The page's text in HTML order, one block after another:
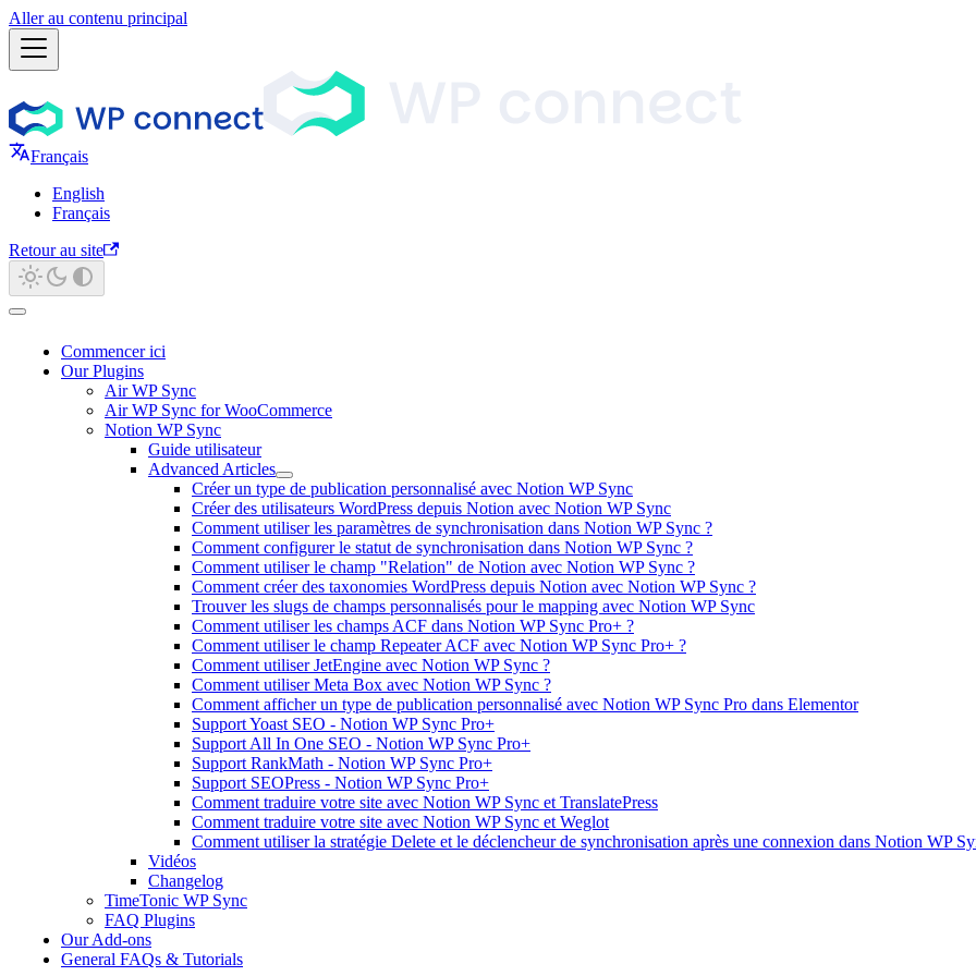
Aller au contenu principal
Français
English
Français
Retour au site
Commencer ici
Our Plugins
Air WP Sync
Air WP Sync for WooCommerce
Notion WP Sync
Guide utilisateur
Advanced Articles
Créer un type de publication personnalisé avec Notion WP Sync
Créer des utilisateurs WordPress depuis Notion avec Notion WP Sync
Comment utiliser les paramètres de synchronisation dans Notion WP Sync ?
Comment configurer le statut de synchronisation dans Notion WP Sync ?
Comment utiliser le champ "Relation" de Notion avec Notion WP Sync ?
Comment créer des taxonomies WordPress depuis Notion avec Notion WP Sync ?
Trouver les slugs de champs personnalisés pour le mapping avec Notion WP Sync
Comment utiliser les champs ACF dans Notion WP Sync Pro+ ?
Comment utiliser le champ Repeater ACF avec Notion WP Sync Pro+ ?
Comment utiliser JetEngine avec Notion WP Sync ?
Comment utiliser Meta Box avec Notion WP Sync ?
Comment afficher un type de publication personnalisé avec Notion WP Sync Pro dans Elementor
Support Yoast SEO - Notion WP Sync Pro+
Support All In One SEO - Notion WP Sync Pro+
Support RankMath - Notion WP Sync Pro+
Support SEOPress - Notion WP Sync Pro+
Comment traduire votre site avec Notion WP Sync et TranslatePress
Comment traduire votre site avec Notion WP Sync et Weglot
Comment utiliser la stratégie Delete et le déclencheur de synchronisation après une connexion dans Notion WP
Vidéos
Changelog
TimeTonic WP Sync
FAQ Plugins
Our Add-ons
General FAQs & Tutorials